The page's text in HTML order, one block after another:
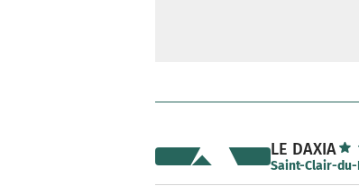
LE DAXIA
Saint-Clair-du-